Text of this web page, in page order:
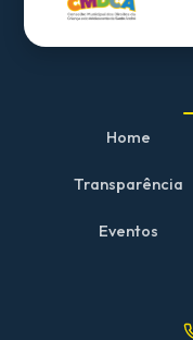
Home
Transparência
Eventos